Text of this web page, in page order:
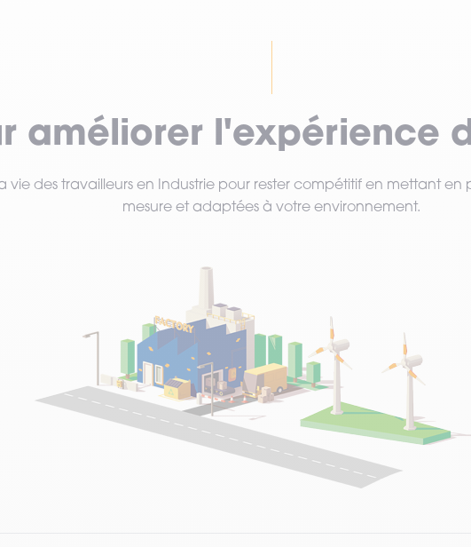
améliorer l'expérience
vie des travailleurs en Industrie pour rester compétitif en mettant en
mesure et adaptées à votre environnement.